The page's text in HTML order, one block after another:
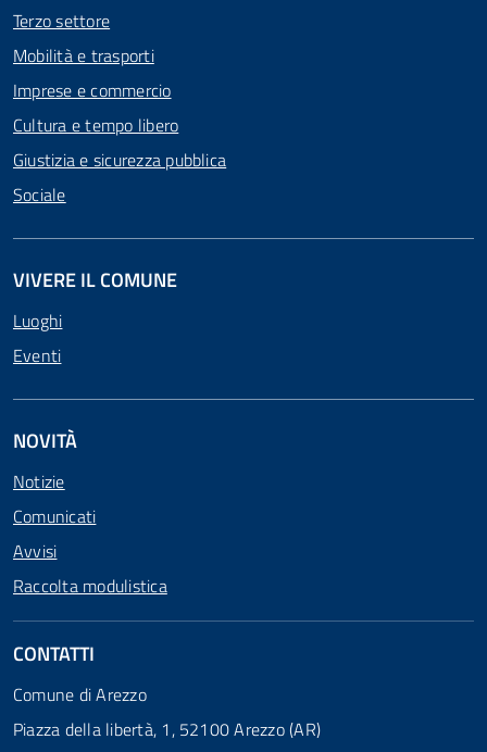
Terzo settore
Mobilità e trasporti
Imprese e commercio
Cultura e tempo libero
Giustizia e sicurezza pubblica
Sociale
VIVERE IL COMUNE
Luoghi
Eventi
NOVITÀ
Notizie
Comunicati
Avvisi
Raccolta modulistica
CONTATTI
Comune di Arezzo
Piazza della libertà, 1, 52100 Arezzo (AR)